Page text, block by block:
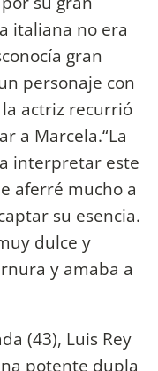
italiana no era
gran
personaje con
actriz recurrió
a Marcela.“La
interpretar este
aferré mucho a
su esencia.
dulce y
y amaba a
(43), Luis Rey
potente dupla